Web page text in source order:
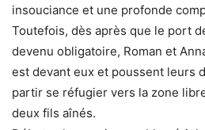
insouciance et une profonde
Toutefois, dès après que le port
devenu obligatoire, Roman et
est devant eux et poussent leurs
partir se réfugier vers la zone
deux fils aînés.